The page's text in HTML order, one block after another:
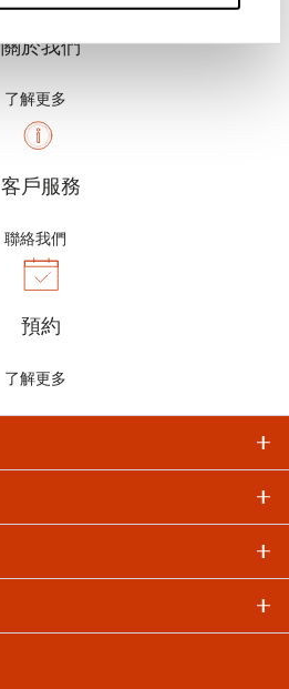
關於我們
了解更多
客戶服務
聯絡我們
預約
了解更多